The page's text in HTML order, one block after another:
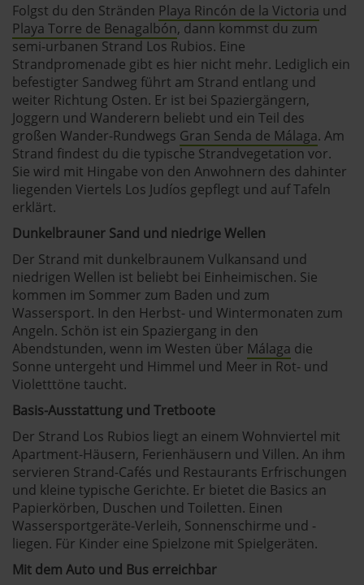
Folgst du den Stränden Playa Rincón de la Victoria und
Playa Torre de Benagalbón, dann kommst du zum
semi-urbanen Strand Los Rubios. Eine
Strandpromenade gibt es hier nicht mehr. Lediglich ein
befestigter Sandweg führt am Strand entlang und
weiter Richtung Osten. Er ist bei Spaziergängern,
Joggern und Wanderern beliebt und ein Teil des
großen Wander-Rundwegs Gran Senda de Málaga. Am
Strand findest du die typische Strandvegetation vor.
Sie wird mit Hingabe von den Anwohnern des dahinter
liegenden Viertels Los Judíos gepflegt und auf Tafeln
erklärt.
Dunkelbrauner Sand und niedrige Wellen
Der Strand mit dunkelbraunem Vulkansand und
niedrigen Wellen ist beliebt bei Einheimischen. Sie
kommen im Sommer zum Baden und zum
Wassersport. In den Herbst- und Wintermonaten zum
Angeln. Schön ist ein Spaziergang in den
Abendstunden, wenn im Westen über Málaga die
Sonne untergeht und Himmel und Meer in Rot- und
Violetttöne taucht.
Basis-Ausstattung und Tretboote
Der Strand Los Rubios liegt an einem Wohnviertel mit
Apartment-Häusern, Ferienhäusern und Villen. An ihm
servieren Strand-Cafés und Restaurants Erfrischungen
und kleine typische Gerichte. Er bietet die Basics an
Papierkörben, Duschen und Toiletten. Einen
Wassersportgeräte-Verleih, Sonnenschirme und -
liegen. Für Kinder eine Spielzone mit Spielgeräten.
Mit dem Auto und Bus erreichbar